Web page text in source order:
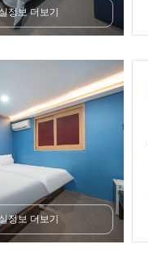
정보 더보기
정보 더보기